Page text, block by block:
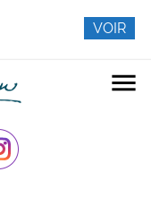
menu
VOIR